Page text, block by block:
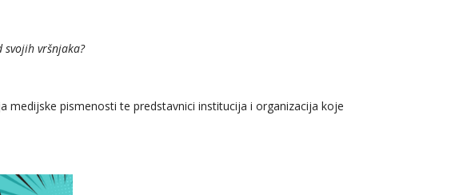
vršnjaka?
medijske pismenosti te predstavnici institucija i organizacija koje